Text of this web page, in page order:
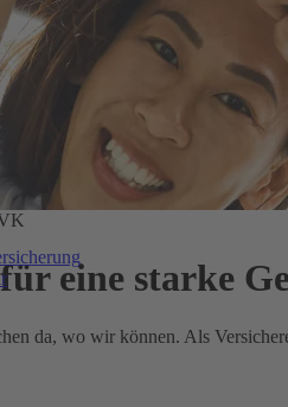
eine starke
da, wo wir können. Als